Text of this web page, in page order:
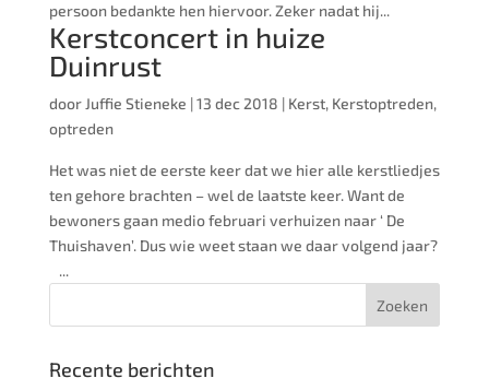
persoon bedankte hen hiervoor. Zeker nadat hij...
Kerstconcert in huize
Duinrust
door Juffie Stieneke |13 dec 2018 | Kerst, Kerstoptreden,
optreden
Het was niet de eerste keer dat we hier alle kerstliedjes
ten gehore brachten – wel de laatste keer. Want de
bewoners gaan medio februari verhuizen naar ‘ De
Thuishaven’. Dus wie weet staan we daar volgend jaar?
...
Recente berichten